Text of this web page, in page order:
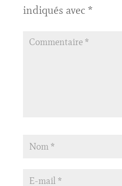
indiqués avec *